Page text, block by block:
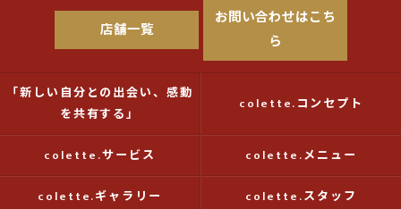
店舗一覧
お問い合わせはこち
ら
「新しい自分との出会い、感動
を共有する」
colette.コンセプト
colette.サービス colette.メニュー
colette.ギャラリー colette.スタッフ